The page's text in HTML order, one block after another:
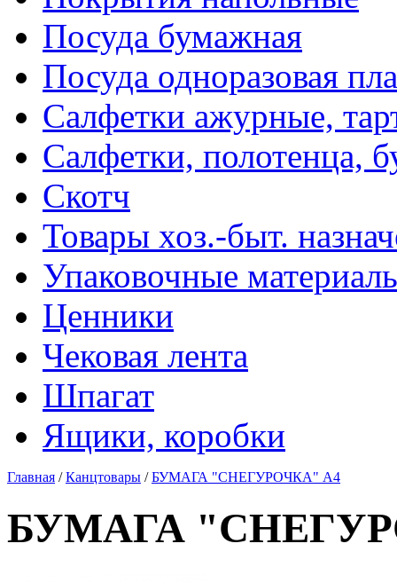
Посуда бумажная
Посуда одноразовая
Салфетки ажурные,
Салфетки, полотенца,
Скотч
Товары хоз.-быт.
Упаковочные
Ценники
Чековая лента
Шпагат
Ящики, коробки
Главная /Канцтовары /БУМАГА "СНЕГУРОЧКА" А4
БУМАГА